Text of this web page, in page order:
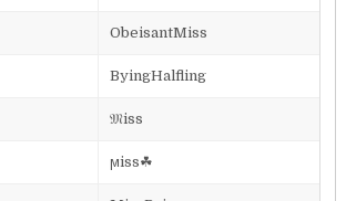
ObeisantMiss
ByingHalfling
𝔐iss
ϻiss☘